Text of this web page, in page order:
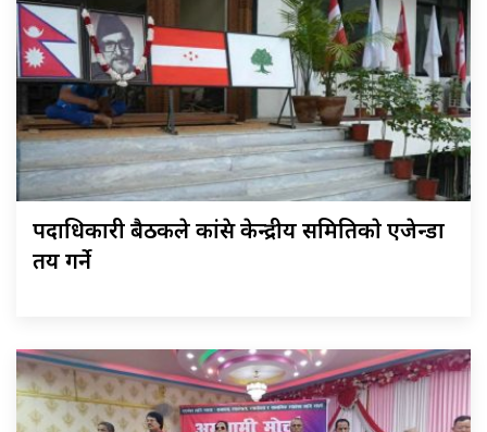
पदाधिकारी बैठकले कांग्रेस केन्द्रीय समितिकाे एजेन्डा
तय गर्ने